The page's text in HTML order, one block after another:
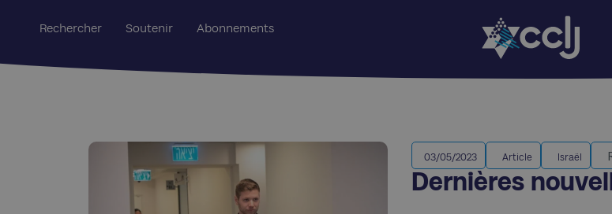
Rechercher Soutenir Abonnements
03/05/2023 Article Israël
Dernières